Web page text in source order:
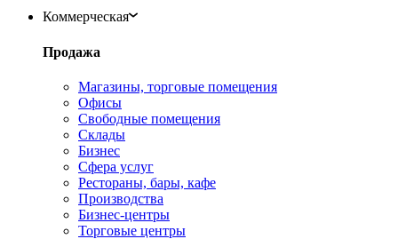
Коммерческая
Продажа
Магазины, торговые помещения
Офисы
Свободные помещения
Склады
Бизнес
Сфера услуг
Рестораны, бары, кафе
Производства
Бизнес-центры
Торговые центры